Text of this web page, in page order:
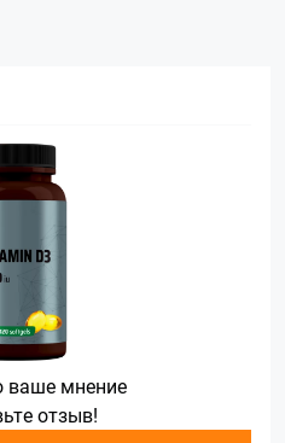
ваше мнение
отзыв!